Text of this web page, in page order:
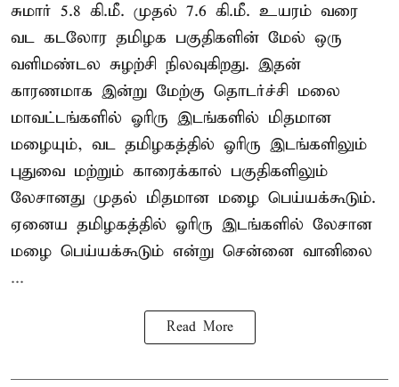
சுமார் 5.8 கி.மீ. முதல் 7.6 கி.மீ. உயரம் வரை
வட கடலோர தமிழக பகுதிகளின் மேல் ஒரு
வளிமண்டல சுழற்சி நிலவுகிறது. இதன்
காரணமாக இன்று மேற்கு தொடர்ச்சி மலை
மாவட்டங்களில் ஓரிரு இடங்களில் மிதமான
மழையும், வட தமிழகத்தில் ஓரிரு இடங்களிலும்
புதுவை மற்றும் காரைக்கால் பகுதிகளிலும்
லேசானது முதல் மிதமான மழை பெய்யக்கூடும்.
ஏனைய தமிழகத்தில் ஓரிரு இடங்களில் லேசான
மழை பெய்யக்கூடும் என்று சென்னை வானிலை
...
Read More